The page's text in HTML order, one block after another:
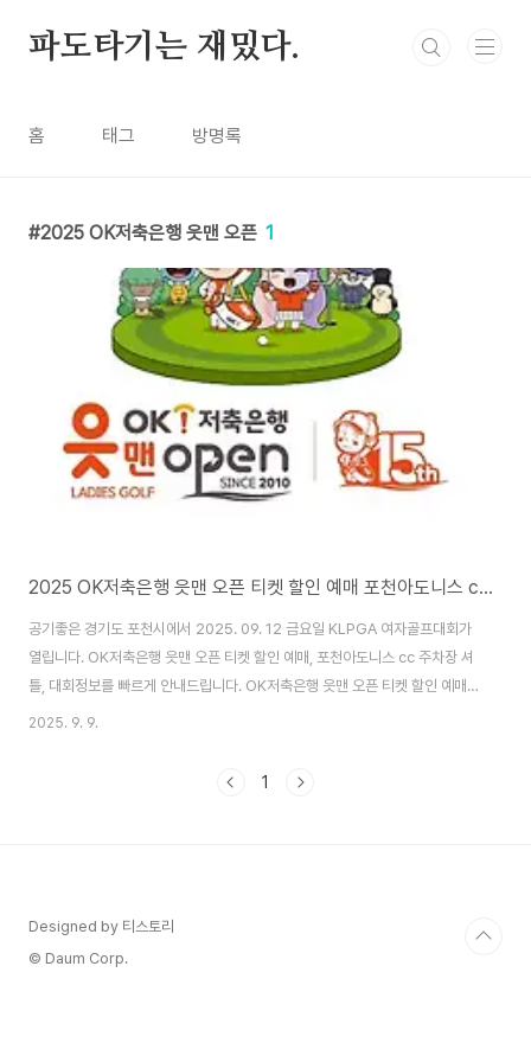
파도타기는 재밌다.
홈 태그 방명록
2025 OK저축은행 읏맨 오픈 1
2025 OK저축은행 읏맨 오픈 티켓 할인 예매 포천아도니스 cc 주차장 셔틀 우승상금
공기좋은 경기도 포천시에서 2025. 09. 12 금요일 KLPGA 여자골프대회가
열립니다. OK저축은행 읏맨 오픈 티켓 할인 예매, 포천아도니스 cc 주차장 셔
틀, 대회정보를 빠르게 안내드립니다. OK저축은행 읏맨 오픈 티켓 할인 예매
이번 9월 12일에 열리는 KLGPA OK저축은행 읏맨 오픈 티켓은 온라인으로
온라인 사전 예매하셔서 할인 혜택보시길 바랍니다 🔻공식 홈페이지 바로가기
2025. 9. 9.
1
Designed by 티스토리
© Daum Corp.